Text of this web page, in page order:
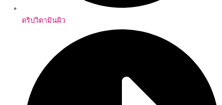
ดริปวิตามินผิว